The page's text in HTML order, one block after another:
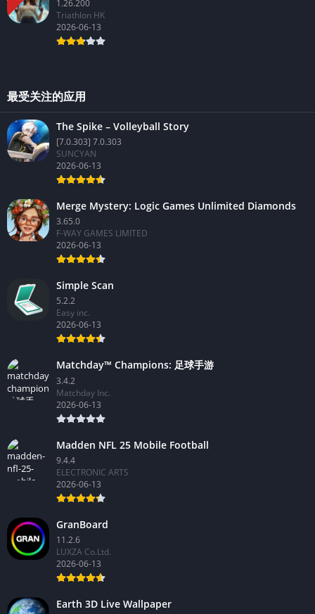
新的
Doomsday Shelter: Survival
1.26.200
Triathlon HK
最受关注的应用
The Spike – Volleyball Story
[7.0.303] 7.0.303
SUNCYAN
Merge Mystery: Logic Games Unlimited Diamonds
3.65.0
F-WAY GAMES LIMITED
Simple Scan
5.2.2
Easy inc.
Matchday™ Champions: 足球手游
3.4.2
Matchday Inc.
Madden NFL 25 Mobile Football
9.4.4
ELECTRONIC ARTS
GranBoard
11.2.6
LUXZA Co.Ltd.